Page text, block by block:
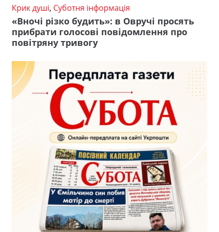
Крик душі, Суботня інформація
«Вночі різко будить»: в Овручі просять
прибрати голосові повідомлення про
повітряну тривогу